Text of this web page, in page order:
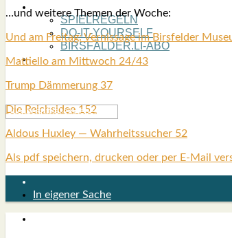
SO GOOT’S
SPIEL­RE­GELN
DO-IT-YOUR­S­ELF
BIRSFÄLDER.LI-ABO
SHOUT­BOX
…und wei­te­re The­men der Woche:
Und am Frei­tag: Ver­nis­sa­ge im Birs­fel­der
Mat­ti­el­lo am Mitt­woch 24/43
Trump Däm­me­rung 37
Die Reichs­idee 152
Aldous Hux­ley — Wahr­heits­su­cher 52
Als pdf speichern, drucken oder per E-Mail
In eigener Sache